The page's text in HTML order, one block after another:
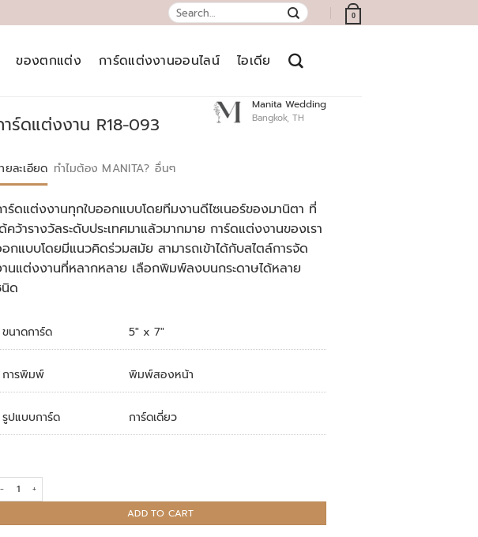
Search
for:
0
ของตกแต่ง การ์ดแต่งงานออนไลน์ ไอเดีย
าร์ดแต่งงาน R18-093
Manita Wedding
Bangkok, TH
ยละเอียด ทำไมต้อง MANITA? อื่นๆ
ร์ดแต่งงานทุกใบออกแบบโดยทีมงานดีไซเนอร์ของมานิตา ที่
คว้ารางวัลระดับประเทศมาแล้วมากมาย การ์ดแต่งงานของเรา
กแบบโดยมีแนวคิดร่วมสมัย สามารถเข้าได้กับสไตล์การจัด
นแต่งงานที่หลากหลาย เลือกพิมพ์ลงบนกระดาษได้หลาย
ด
ขนาดการ์ด 5" x 7"
การพิมพ์ พิมพ์สองหน้า
รูปแบบการ์ด การ์ดเดี่ยว
การ์ดแต่งงาน R18-093 quantity
ADD TO CART